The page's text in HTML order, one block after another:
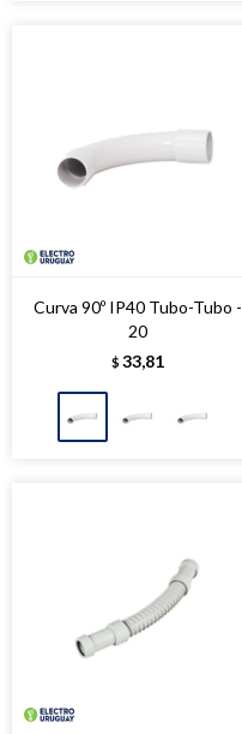
Curva 90º IP40 Tubo-Tubo -
20
$ 33,81